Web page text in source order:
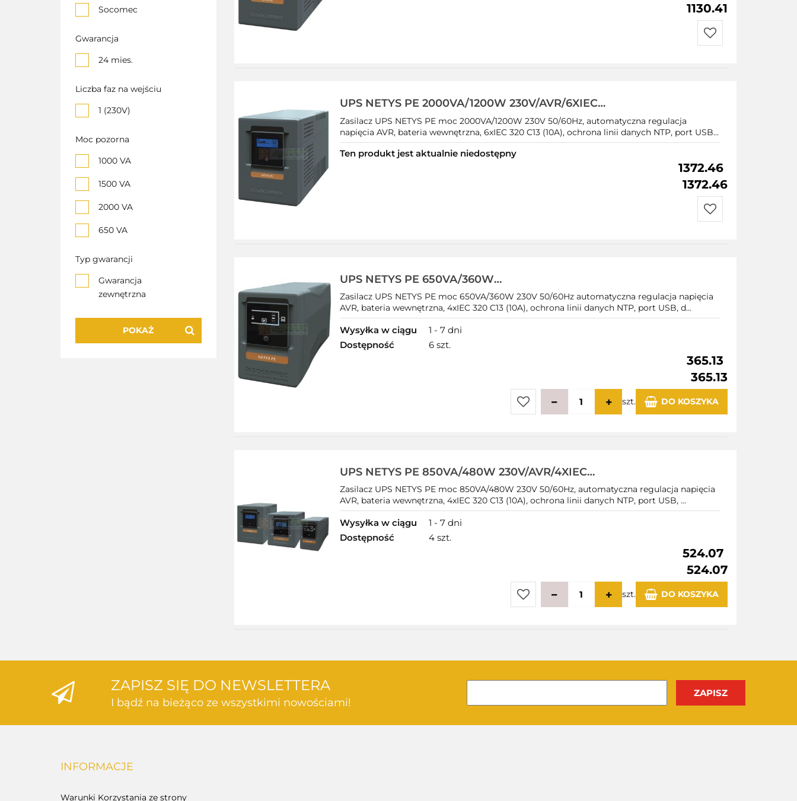
Socomec
Gwarancja
24 mies.
Liczba faz na wejściu
1 (230V)
Moc pozorna
1000 VA
1500 VA
2000 VA
650 VA
Typ gwarancji
Gwarancja
zewnętrzna
POKAŻ
1130.41
UPS NETYS PE 2000VA/1200W 230V/AVR/6XIEC
320,LED,USB
Zasilacz UPS NETYS PE moc 2000VA/1200W 230V 50/60Hz, automatyczna regulacja
napięcia AVR, bateria wewnętrzna, 6xIEC 320 C13 (10A), ochrona linii danych NTP, port USB...
Ten produkt jest aktualnie niedostępny
1372.46
1372.46
UPS NETYS PE 650VA/360W
230V/AVR/4XIEC,USB,LED
Zasilacz UPS NETYS PE moc 650VA/360W 230V 50/60Hz automatyczna regulacja napięcia
AVR, bateria wewnętrzna, 4xIEC 320 C13 (10A), ochrona linii danych NTP, port USB, d...
Wysyłka w ciągu
1 - 7 dni
Dostępność
6 szt.
365.13
365.13
szt. DO KOSZYKA
UPS NETYS PE 850VA/480W 230V/AVR/4XIEC
320,LED, USB
Zasilacz UPS NETYS PE moc 850VA/480W 230V 50/60Hz, automatyczna regulacja napięcia
AVR, bateria wewnętrzna, 4xIEC 320 C13 (10A), ochrona linii danych NTP, port USB, ...
Wysyłka w ciągu
1 - 7 dni
Dostępność
4 szt.
524.07
524.07
szt. DO KOSZYKA
ZAPISZ SIĘ DO NEWSLETTERA
I bądź na bieżąco ze wszystkimi nowościami!
INFORMACJE
Warunki Korzystania ze strony